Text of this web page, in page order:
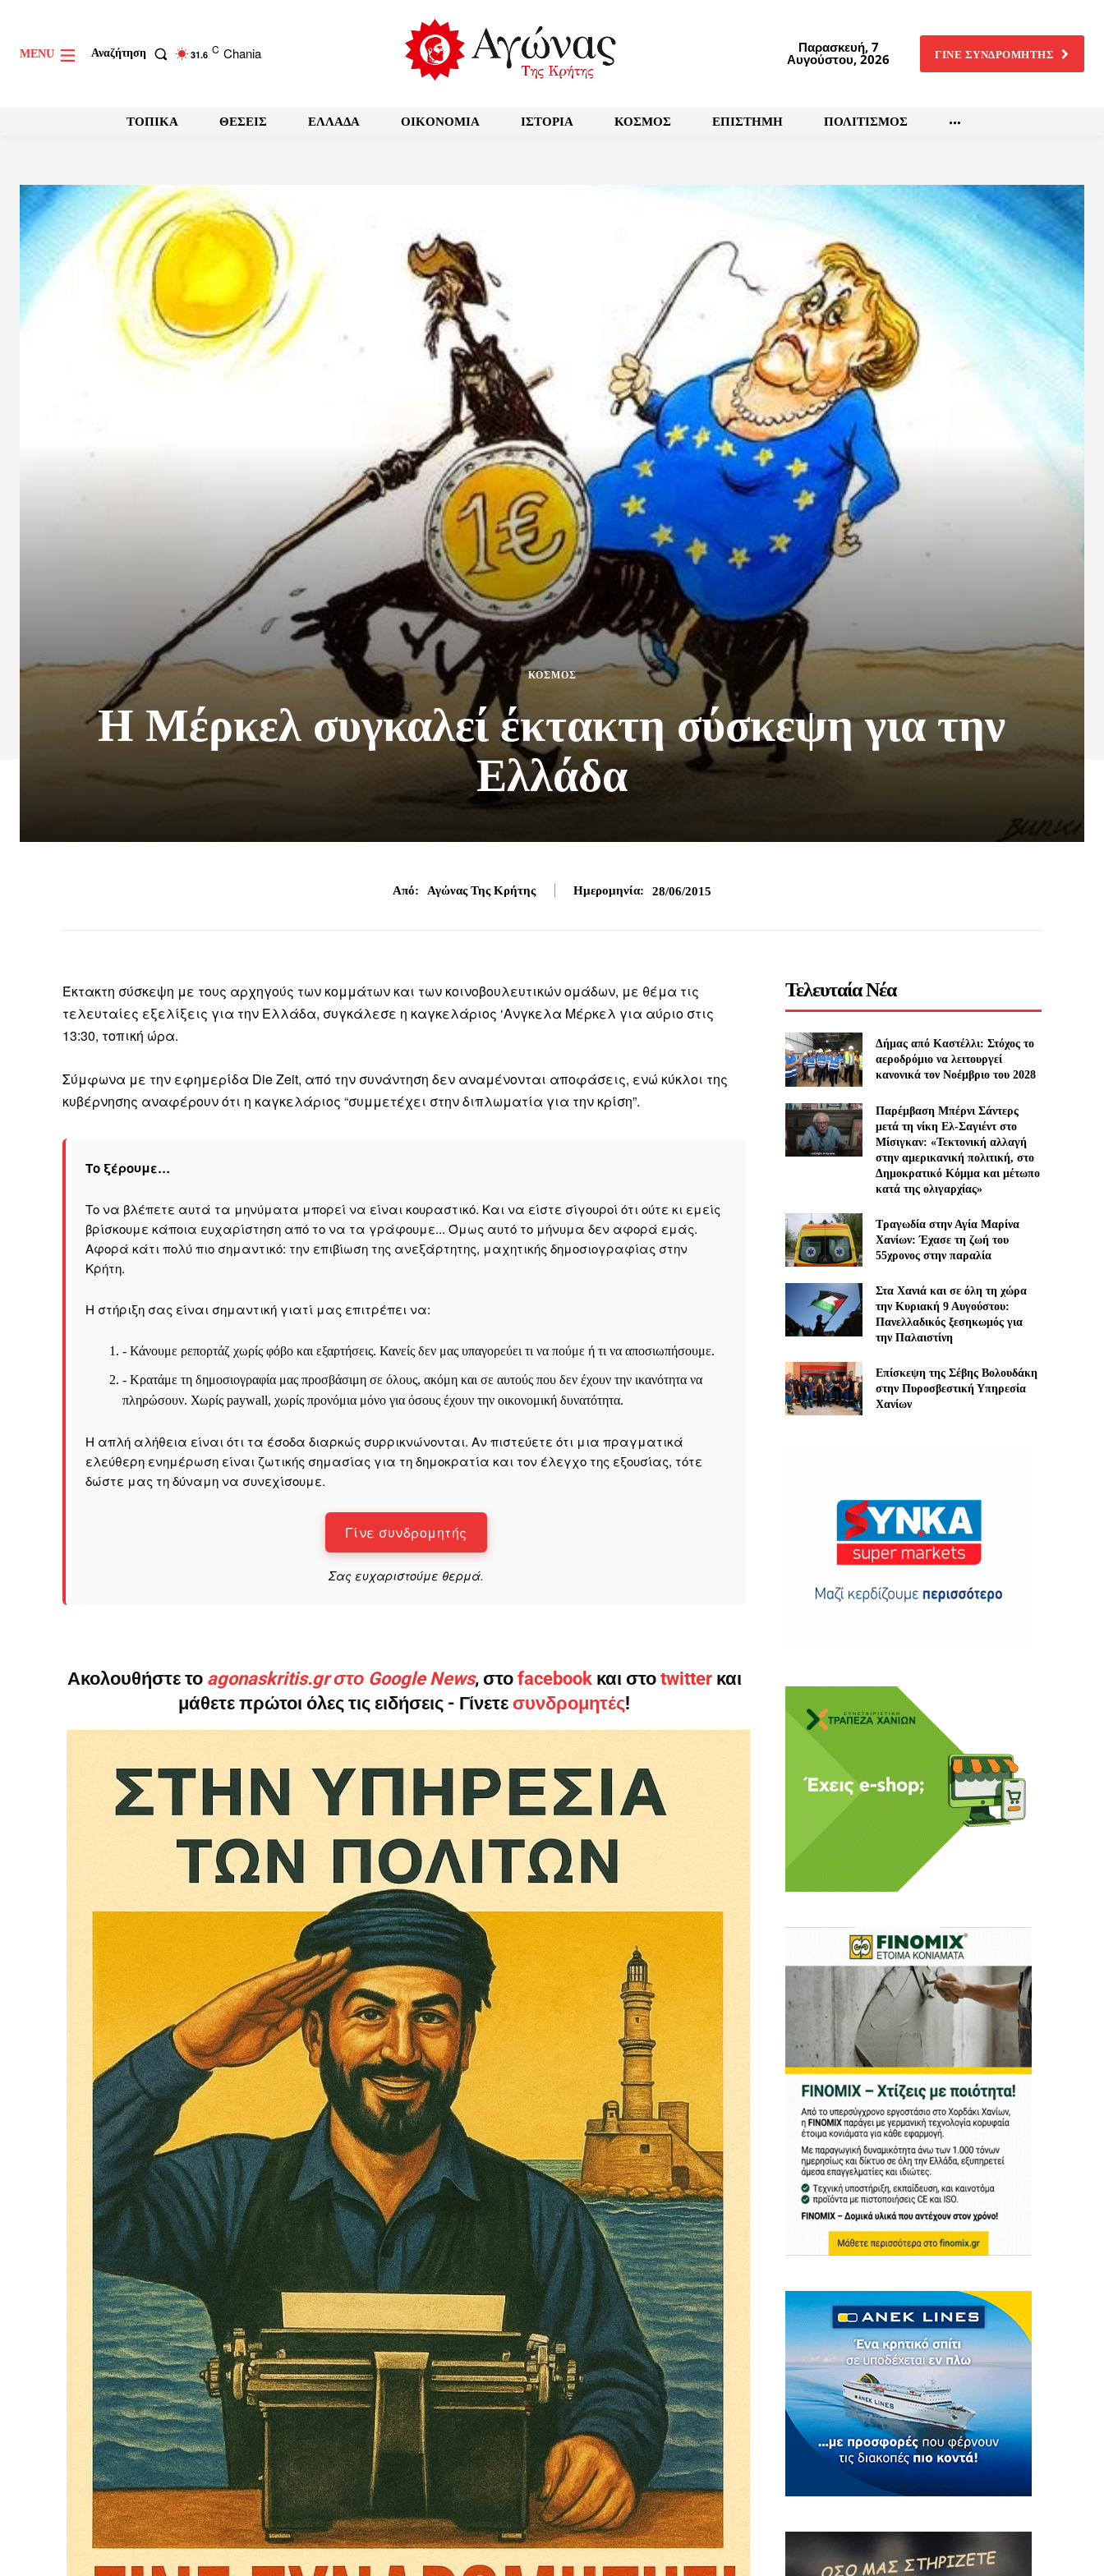
Εφημερίδα
ΕΓΓΡΑΦΕΙΤΕ
Το ξέρουμε…
Το να βλέπετε αυτά τα μηνύματα μπορεί να είναι κουραστικό. Και να είστε σίγουροί ότι ούτε κι εμείς
βρίσκουμε κάποια ευχαρίστηση από το να τα γράφουμε... Όμως αυτό το μήνυμα δεν αφορά εμάς. Αφορά κάτι
πολύ πιο σημαντικό: την επιβίωση της ανεξάρτητης, μαχητικής δημοσιογραφίας στην Kρήτη.
Η στήριξη σας είναι σημαντική γιατί μας επιτρέπει να:
- Κάνουμε ρεπορτάζ χωρίς φόβο και εξαρτήσεις. Κανείς δεν μας υπαγορεύει τι να πούμε ή τι να
αποσιωπήσουμε.
- Κρατάμε τη δημοσιογραφία μας προσβάσιμη σε όλους, ακόμη και σε αυτούς που δεν έχουν την
ικανότητα να πληρώσουν. Χωρίς paywall, χωρίς προνόμια μόνο για όσους έχουν την οικονομική δυνατότητα.
Η απλή αλήθεια είναι ότι τα έσοδα διαρκώς συρρικνώνονται. Αν πιστεύετε ότι μια πραγματικά ελεύθερη
ενημέρωση είναι ζωτικής σημασίας για τη δημοκρατία και τον έλεγχο της εξουσίας, τότε δώστε μας τη δύναμη
να συνεχίσουμε.
Γίνε συνδρομητής
Σας ευχαριστούμε θερμά.
MENU Αναζήτηση 31.6 C Chania Παρασκευή, 7
Αυγούστου, 2026 ΓΙΝΕ ΣΥΝΔΡΟΜΗΤΗΣ
ΤΟΠΙΚΑ ΘΕΣΕΙΣ ΕΛΛΑΔΑ OIKONOMIA ΙΣΤΟΡΙΑ ΚΟΣΜΟΣ ΕΠΙΣΤΗΜΗ ΠΟΛΙΤΙΣΜΟΣ
ΚΟΣΜΟΣ
Η Μέρκελ συγκαλεί έκτακτη σύσκεψη για την
Ελλάδα
Από: Αγώνας Της Κρήτης Ημερομηνία: 28/06/2015
Έκτακτη σύσκεψη με τους αρχηγούς των κομμάτων και των κοινοβουλευτικών ομάδων, με θέμα τις
τελευταίες εξελίξεις για την Ελλάδα, συγκάλεσε η καγκελάριος ‘Ανγκελα Μέρκελ για αύριο στις
13:30, τοπική ώρα.
Σύμφωνα με την εφημερίδα Die Zeit, από την συνάντηση δεν αναμένονται αποφάσεις, ενώ κύκλοι της
κυβέρνησης αναφέρουν ότι η καγκελάριος “συμμετέχει στην διπλωματία για την κρίση”.
Το ξέρουμε…
Το να βλέπετε αυτά τα μηνύματα μπορεί να είναι κουραστικό. Και να είστε σίγουροί ότι ούτε κι εμείς
βρίσκουμε κάποια ευχαρίστηση από το να τα γράφουμε... Όμως αυτό το μήνυμα δεν αφορά εμάς.
Αφορά κάτι πολύ πιο σημαντικό: την επιβίωση της ανεξάρτητης, μαχητικής δημοσιογραφίας στην
Kρήτη.
Η στήριξη σας είναι σημαντική γιατί μας επιτρέπει να:
- Κάνουμε ρεπορτάζ χωρίς φόβο και εξαρτήσεις. Κανείς δεν μας υπαγορεύει τι να πούμε ή τι να αποσιωπήσουμε.
- Κρατάμε τη δημοσιογραφία μας προσβάσιμη σε όλους, ακόμη και σε αυτούς που δεν έχουν την ικανότητα να
πληρώσουν. Χωρίς paywall, χωρίς προνόμια μόνο για όσους έχουν την οικονομική δυνατότητα.
Η απλή αλήθεια είναι ότι τα έσοδα διαρκώς συρρικνώνονται. Αν πιστεύετε ότι μια πραγματικά
ελεύθερη ενημέρωση είναι ζωτικής σημασίας για τη δημοκρατία και τον έλεγχο της εξουσίας, τότε
δώστε μας τη δύναμη να συνεχίσουμε.
Γίνε συνδρομητής
Σας ευχαριστούμε θερμά.
Ακολουθήστε το agonaskritis.gr στο Google News, στο facebook και στο twitterκαι
μάθετε πρώτοι όλες τις ειδήσεις - Γίνετε συνδρομητές!
Τελευταία Νέα
Δήμας από Καστέλλι: Στόχος το
αεροδρόμιο να λειτουργεί
κανονικά τον Νοέμβριο του 2028
Παρέμβαση Μπέρνι Σάντερς
μετά τη νίκη Ελ-Σαγιέντ στο
Μίσιγκαν: «Τεκτονική αλλαγή
στην αμερικανική πολιτική, στο
Δημοκρατικό Κόμμα και μέτωπο
κατά της ολιγαρχίας»
Τραγωδία στην Αγία Μαρίνα
Χανίων: Έχασε τη ζωή του
55χρονος στην παραλία
Στα Χανιά και σε όλη τη χώρα
την Κυριακή 9 Αυγούστου:
Πανελλαδικός ξεσηκωμός για
την Παλαιστίνη
Επίσκεψη της Σέβης Βολουδάκη
στην Πυροσβεστική Υπηρεσία
Χανίων